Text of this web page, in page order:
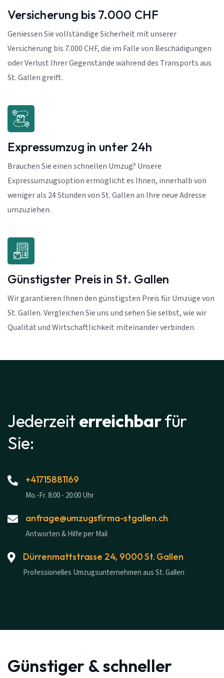
Versicherung bis 7.000 CHF
Geniessen Sie vollständige Sicherheit mit unserer
Versicherung bis 7.000 CHF, die im Falle von Beschädigungen
oder Verlust Ihrer Gegenstände während des Transports aus
St. Gallen greift.
Expressumzug in unter 24h
Brauchen Sie einen schnellen Umzug? Unsere
Expressumzugsoption ermöglicht es Ihnen, innerhalb von
weniger als 24 Stunden von St. Gallen an Ihre neue Adresse
umzuziehen.
Günstigster Preis in St. Gallen
Wir garantieren Ihnen den günstigsten Preis für Umzüge von
St. Gallen. Vergleichen Sie uns und sehen Sie selbst, wie wir
Qualität und Wirtschaftlichkeit miteinander verbinden.
Jederzeit erreichbarfür
Sie:
+41715881169
Mo.-Fr. 8:00 - 20:00 Uhr
anfrage@umzugsfirma-stgallen.ch
Antworten & Hilfe per Mail
Dürrenmattstrasse 24, 9000 St. Gallen
Professionelles Umzugsunternehmen aus St. Gallen
Günstiger & schneller